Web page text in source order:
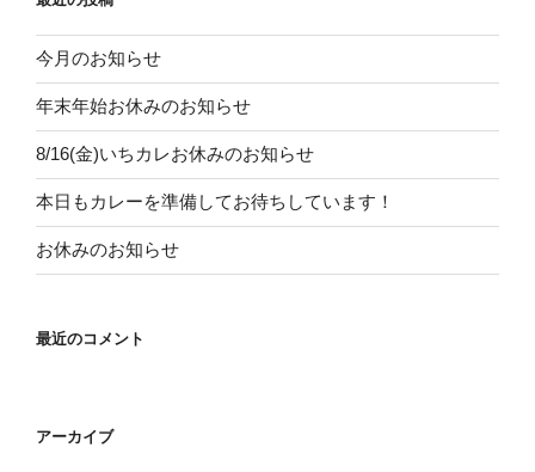
今月のお知らせ
年末年始お休みのお知らせ
8/16(金)いちカレお休みのお知らせ
本日もカレーを準備してお待ちしています！
お休みのお知らせ
最近のコメント
アーカイブ